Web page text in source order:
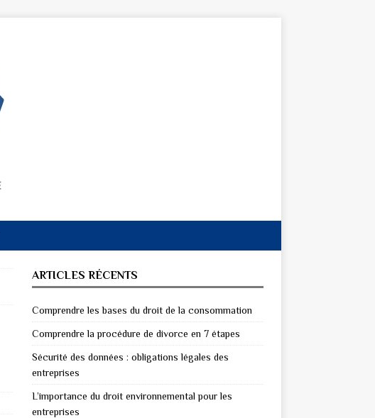
ARTICLES RÉCENTS
Comprendre les bases du droit de la consommation
Comprendre la procédure de divorce en 7 étapes
Sécurité des données : obligations légales des
entreprises
L’importance du droit environnemental pour les
entreprises